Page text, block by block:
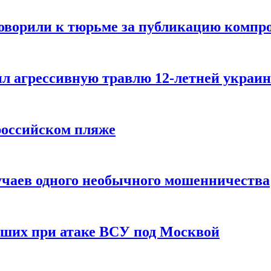
к тюрьме за публикацию
травлю 12-летней
пляже
одного необычного мошенничества
при атаке ВСУ под Москвой